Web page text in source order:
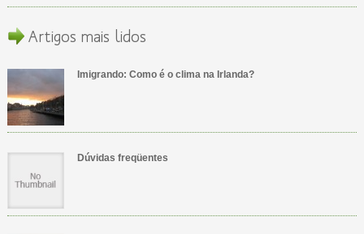
Artigos mais lidos
Imigrando: Como é o clima na Irlanda?
Dúvidas freqüentes